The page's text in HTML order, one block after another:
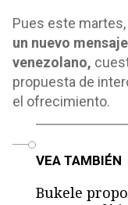
Pues este martes,
un nuevo
venezolano,
propuesta de
el ofrecimiento.
VEA TAMBIÉN
Bukele